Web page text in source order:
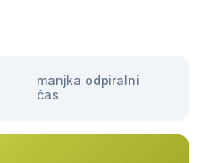
manjka odpiralni
čas